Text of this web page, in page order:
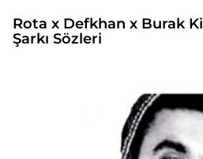
Rota x Defkhan x Burak
Şarkı Sözleri